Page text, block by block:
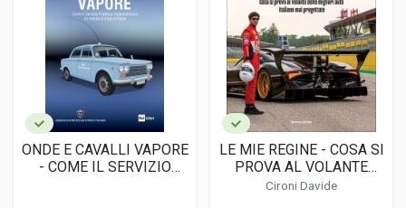
ONDE E CAVALLI VAPORE
- COME IL SERVIZIO
LE MIE REGINE - COSA SI
PROVA AL VOLANTE
DELLE MIGLIORI AUTO
Cironi Davide